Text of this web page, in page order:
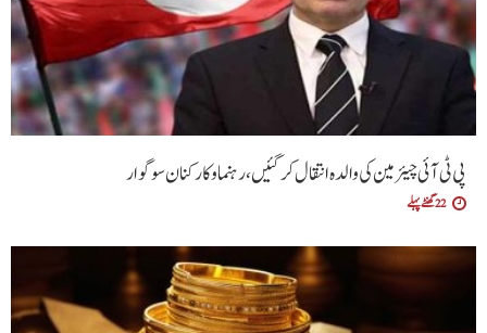
پی ٹی آئی چیئرمین کی والدہ انتقال کرگئیں، رہنما و کارکنان سوگوار
22 گھنٹے پہلے